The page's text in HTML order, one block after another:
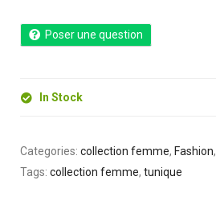
Poser une question
In Stock
Categories: collection femme, Fashion,
Tags: collection femme, tunique